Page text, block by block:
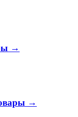
→
→